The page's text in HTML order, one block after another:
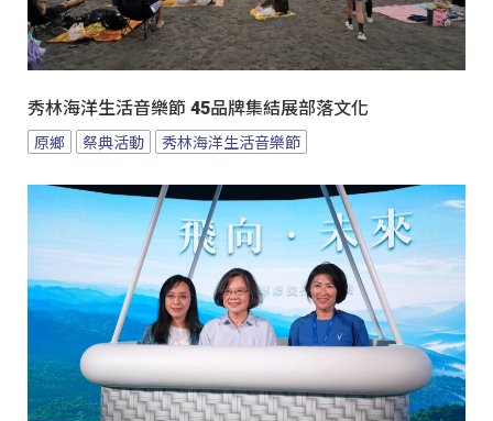
秀林海洋生活音樂節 45品牌集結展部落文化
原鄉 祭典活動 秀林海洋生活音樂節